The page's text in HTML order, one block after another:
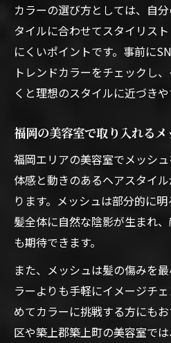
福岡で話題のメッシュ
福岡美容室メッシュ
果
メッシュと人気カラ
美容室メッシュの人
話題の美容室メッシ
法
福岡の美容室で人気
合
髪質や雰囲気に合う美容
髪質に合わせた美容
ト
雰囲気別のおすすめ
ル
カラーの選び方としては、自
タイルに合わせてスタイリス
にくいポイントです。事前に
トレンドカラーをチェックし
くと理想のスタイルに近づきや
福岡の美容室で取り入れるメ
福岡エリアの美容室でメッシ
体感と動きのあるヘアスタイ
ります。メッシュは部分的に明
髪全体に自然な陰影が生まれ
も期待できます。
また、メッシュは髪の傷みを
ラーよりも手軽にイメージチ
めてカラーに挑戦する方にも
区や築上郡築上町の美容室で